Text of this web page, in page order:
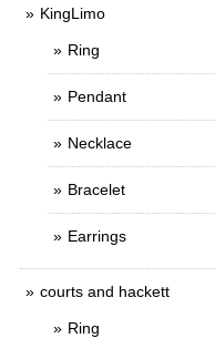
KingLimo
Ring
Pendant
Necklace
Bracelet
Earrings
courts and hackett
Ring